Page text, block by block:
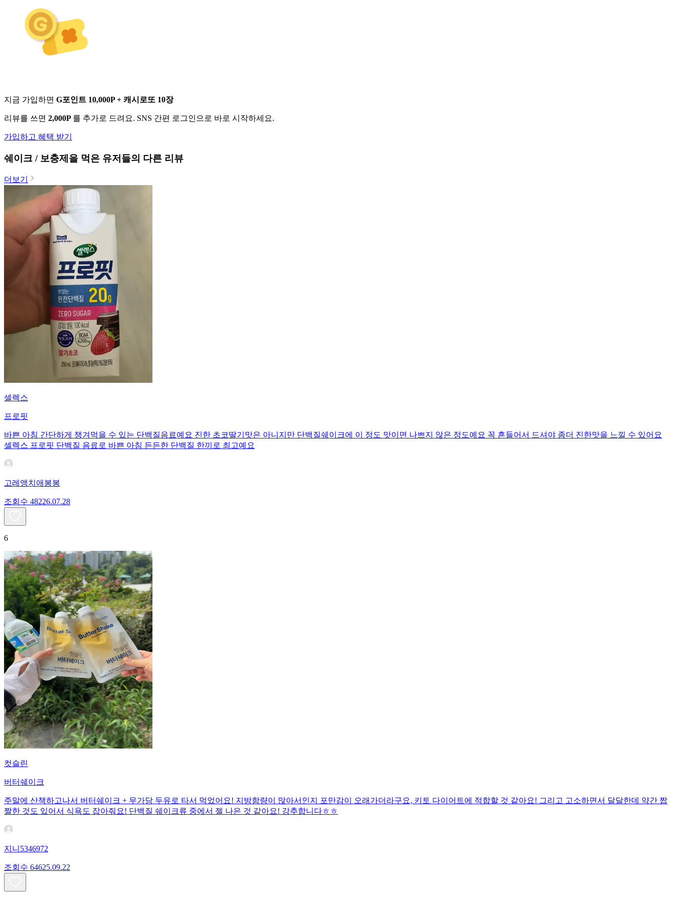
지금 가입하면 G포인트 10,000P + 캐시로또 10장
리뷰를 쓰면 2,000P 를 추가로 드려요. SNS 간편 로그인으로 바로 시작하세요.
가입하고 혜택 받기
쉐이크 / 보충제 을 먹은 유저들의 다른 리뷰
더보기
셀렉스
프로핏
바쁜 아침 간단하게 챙겨먹을 수 있는 단백질음료예요 진한 초코딸기맛은 아니지만 단백질쉐이크에 이 정도 맛이면 나쁘지 않은 정도예요 꼭 흔들어서 드셔야 좀더 진한맛을 느낄 수 있어요
셀렉스 프로핏 단백질 음료로 바쁜 아침 든든한 단백질 한끼로 최고예요
고레앵치애봉봉
조회수 48226.07.28
6
컷슬린
버터쉐이크
주말에 산책하고나서 버터쉐이크 + 무가당 두유로 타서 먹었어요! 지방함량이 많아서인지 포만감이 오래가더라구요, 키토 다이어트에 적합할 것 같아요! 그리고 고소하면서 달달한데 약간 짭
짤한 것도 있어서 식욕도 잡아줘요! 단백질 쉐이크류 중에서 젤 나은 것 같아요! 강추합니다ㅎㅎ
지니5346972
조회수 64625.09.22